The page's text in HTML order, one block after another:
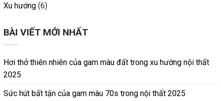
Xu hướng (6)
BÀI VIẾT MỚI NHẤT
Hơi thở thiên nhiên của gam màu đất trong xu hướng nội thất
2025
Sức hút bất tận của gam màu 70s trong nội thất 2025